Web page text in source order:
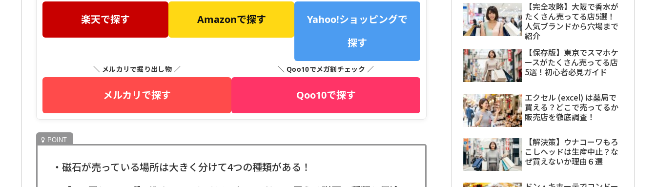
楽天で探す Amazonで探す
Yahoo!ショッピングで
探す
＼ メルカリで掘り出し物 ／
メルカリで探す
＼ Qoo10でメガ割チェック ／
Qoo10で探す
・磁石が売っている場所は大きく分けて4つの種類がある！
【完全攻略】大阪で香水が
たくさん売ってる店5選！
人気ブランドから穴場まで
紹介
【保存版】東京でスマホケ
ースがたくさん売ってる店
5選！初心者必見ガイド
エクセル (excel) は薬局で
買える？どこで売ってるか
販売店を徹底調査！
【解決策】ウナコーワもろ
こしヘッドは生産中止？な
ぜ買えないか理由６選